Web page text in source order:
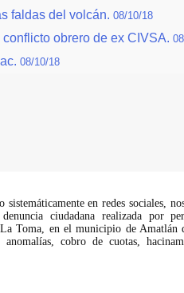
faldas del volcán. 08/10/18
obrero de ex CIVSA.
08/10/18
en redes sociales,
ciudadana realizada por
Toma, en el municipio de Amatlán
cobro de cuotas,